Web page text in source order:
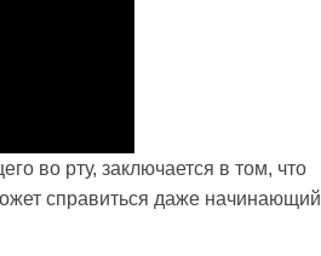
во рту, заключается в том, что
справиться даже начинающий